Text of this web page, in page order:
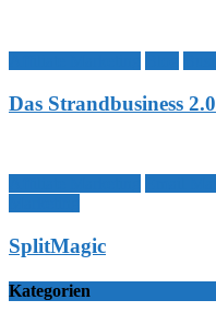
Das Strandbusiness 2.0
SplitMagic
Kategorien